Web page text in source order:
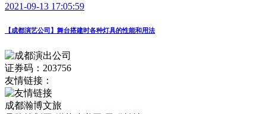
2021-09-13 17:05:59
【成都演艺公司】舞台搭建时各种灯具的性能和用法
证券码：203756
友情链接：
成都瀚博文旅